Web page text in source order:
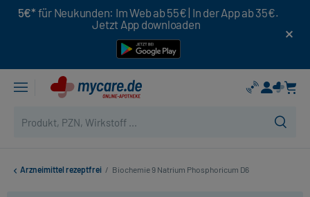
5€* für Neukunden: Im Web ab 55€ | In der App ab 35€.
Jetzt App downloaden
Arzneimittel rezeptfrei / Biochemie 9 Natrium Phosphoricum D6